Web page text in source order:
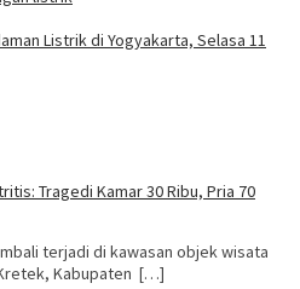
Listrik di Yogyakarta, Selasa 11
Tragedi Kamar 30 Ribu, Pria 70
terjadi di kawasan objek wisata
Kabupaten […]